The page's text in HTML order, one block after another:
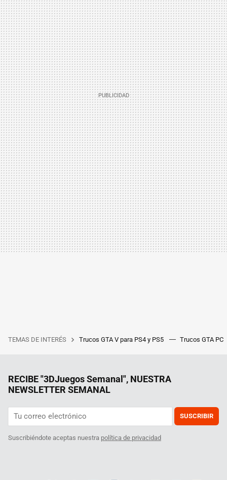
TEMAS DE INTERÉS Trucos GTA V para PS4 y PS5 Trucos GTA PC
RECIBE "3DJuegos Semanal", NUESTRA
NEWSLETTER SEMANAL
SUSCRIBIR
Suscribiéndote aceptas nuestra política de privacidad